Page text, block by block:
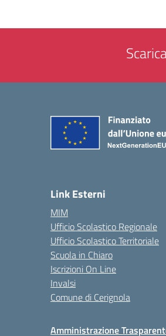
Link Esterni
MIM
Ufficio Scolastico Regionale
Ufficio Scolastico Territoriale
Scuola in Chiaro
Iscrizioni On Line
Invalsi
Comune di Cerignola
Amministrazione